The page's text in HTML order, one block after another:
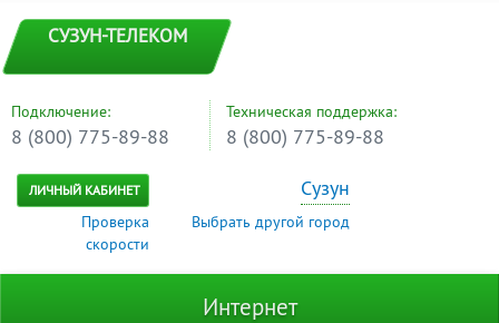
СУЗУН-ТЕЛЕКОМ
Подключение:
8 (800) 775-89-88
Техническая поддержка:
8 (800) 775-89-88
ЛИЧНЫЙ КАБИНЕТ
Проверка
скорости
Сузун
Выбрать другой город
Интернет